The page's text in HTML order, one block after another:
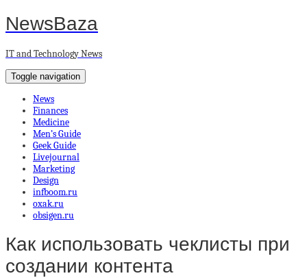
NewsBaza
IT and Technology News
Toggle navigation
News
Finances
Medicine
Men’s Guide
Geek Guide
Livejournal
Marketing
Design
infboom.ru
oxak.ru
obsigen.ru
Как использовать чеклисты при
создании контента